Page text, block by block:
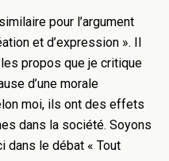
pour l’argument
et d’expression ». Il
propos que je critique
d’une morale
moi, ils ont des effets
dans la société. Soyons
dans le débat « Tout